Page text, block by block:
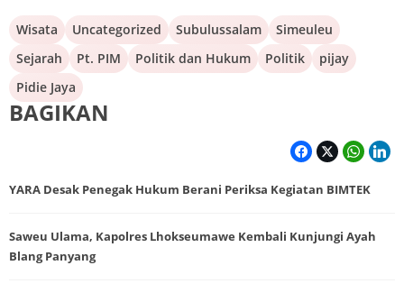
Wisata Uncategorized Subulussalam
Simeuleu
Sejarah
Pt. PIM Politik dan Hukum Politik
pijay
Pidie Jaya
BAGIKAN
YARA Desak Penegak Hukum Berani Periksa Kegiatan BIMTEK
Saweu Ulama, Kapolres Lhokseumawe Kembali Kunjungi Ayah
Blang Panyang